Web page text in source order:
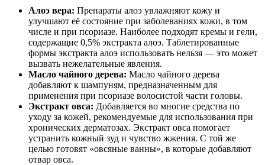
Алоэ вера: Препараты алоэ увлажняют кожу и
улучшают её состояние при заболеваниях кожи, в том
числе и при псориазе. Наиболее подходят кремы и гели,
содержащие 0,5% экстракта алоэ. Таблетированные
формы экстракта алоэ использовать нельзя — это может
вызвать нежелательные явления.
Масло чайного дерева: Масло чайного дерева
добавляют к шампуням, предназначенным для
применения при псориазе волосистой части головы.
Экстракт овса: Добавляется во многие средства по
уходу за кожей, рекомендуемые для использования при
хронических дерматозах. Экстракт овса помогает
устранить кожный зуд и чувство жжения. С той же
целью готовят «овсяные ванны», в которые добавляют
отвар овса.